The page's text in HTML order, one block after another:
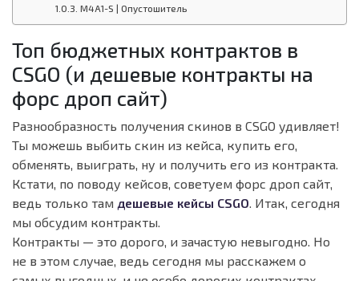
M4A1-S | Опустошитель
Топ бюджетных контрактов в
CSGO (и дешевые контракты на
форс дроп сайт)
Разнообразность получения скинов в CSGO удивляет!
Ты можешь выбить скин из кейса, купить его,
обменять, выиграть, ну и получить его из контракта.
Кстати, по поводу кейсов, советуем форс дроп сайт,
ведь только там дешевые кейсы CSGO. Итак, сегодня
мы обсудим контракты.
Контракты — это дорого, и зачастую невыгодно. Но
не в этом случае, ведь сегодня мы расскажем о